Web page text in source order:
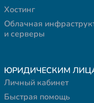
Хостинг
Облачная
и серверы
ЮРИДИЧЕСКИМ
Личный кабинет
Быстрая помощь